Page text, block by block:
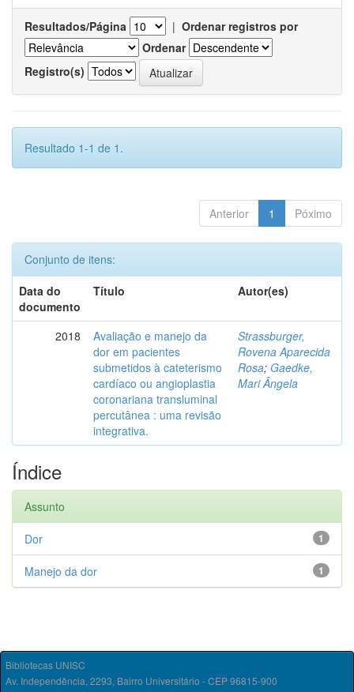
Resultados/Página | Ordenar registros por
Ordenar
Registro(s)
Resultado 1-1 de 1.
Anterior 1 Póximo
Conjunto de itens:
Data do
documento
Título Autor(es)
2018
Avaliação e manejo da
dor em pacientes
submetidos à cateterismo
cardíaco ou angioplastia
coronariana transluminal
percutânea : uma revisão
integrativa.
Strassburger,
Rovena Aparecida
Rosa; Gaedke,
Mari Ângela
Índice
Assunto
1
Dor
1
Manejo da dor
Bibliotecas UNISC
Av. Independência, 2293, Bairro Universitário - CEP 96815-900